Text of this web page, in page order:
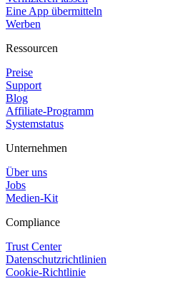
Eine App übermitteln
Werben
Ressourcen
Preise
Support
Blog
Affiliate-Programm
Systemstatus
Unternehmen
Über uns
Jobs
Medien-Kit
Compliance
Trust Center
Datenschutzrichtlinien
Cookie-Richtlinie